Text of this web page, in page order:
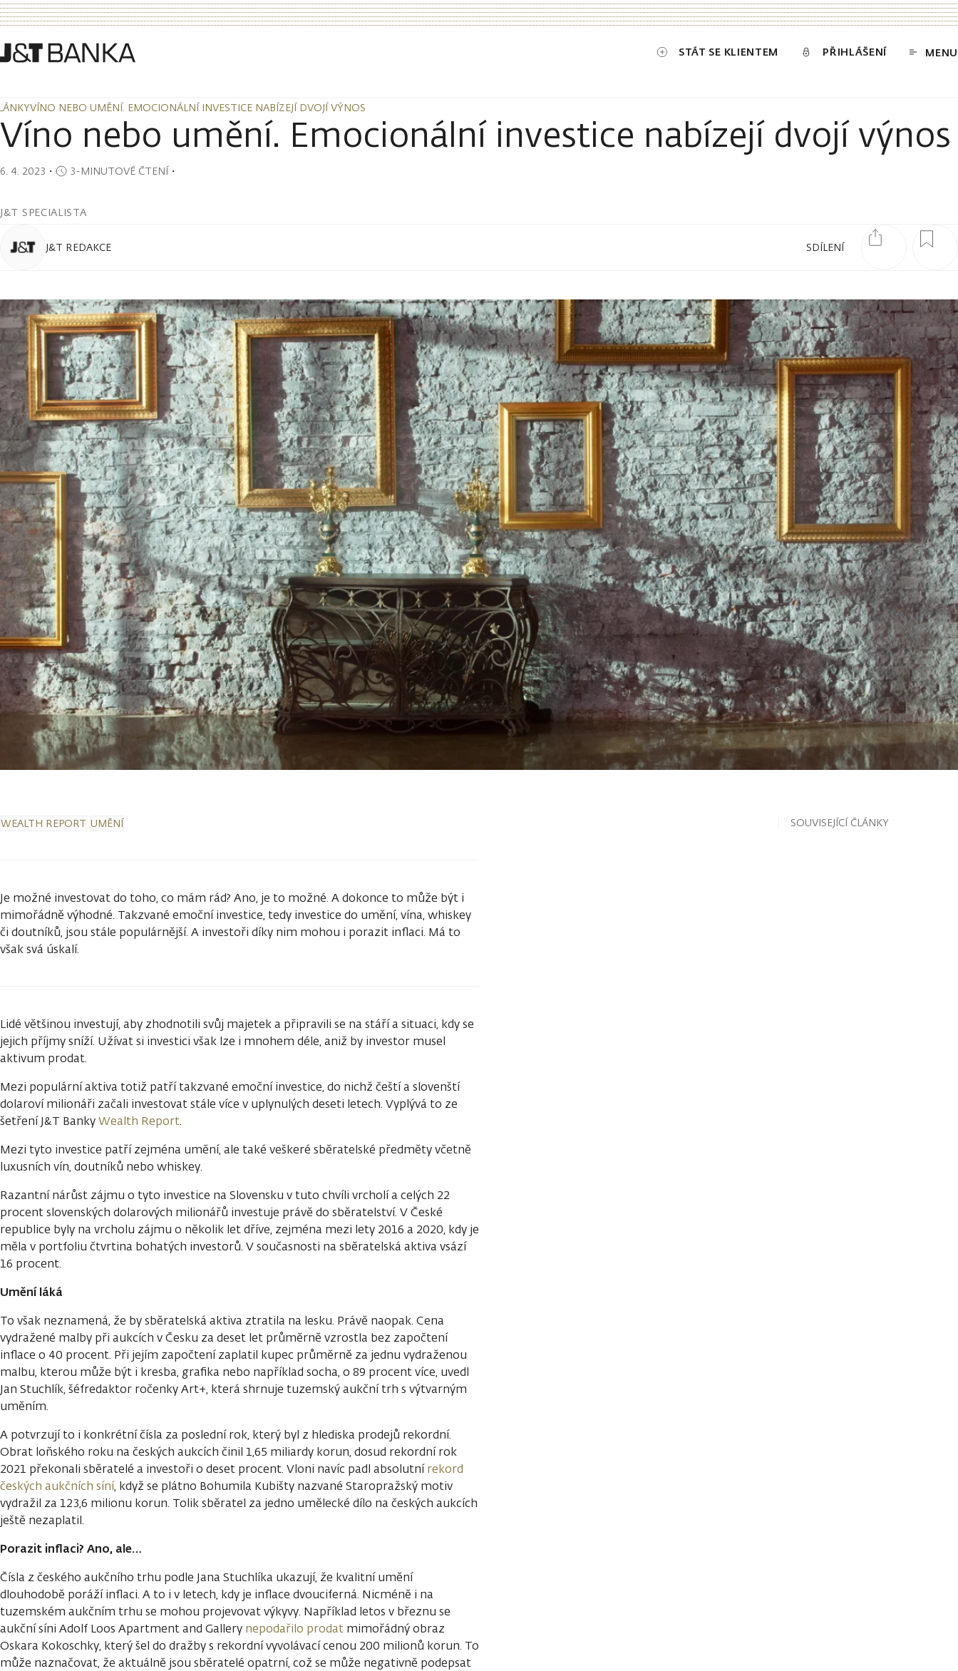
STÁT SE KLIENTEM PŘIHLÁŠENÍ MENU
VÍNO NEBO UMĚNÍ. EMOCIONÁLNÍ INVESTICE NABÍZEJÍ DVOJÍ VÝNOS
VÍNO NEBO UMĚNÍ. EMOCIONÁLNÍ INVESTICE NABÍZEJÍ DVOJÍ VÝNOS
Víno nebo umění. Emocionální investice nabízejí dvojí výnos
6. 4. 2023 ・ 3-MINUTOVÉ ČTENÍ・
J&T SPECIALISTA
SDÍLENÍ
J&T REDAKCE
WEALTH REPORT UMĚNÍ
Je možné investovat do toho, co mám rád? Ano, je to možné. A dokonce to může být i
mimořádně výhodné. Takzvané emoční investice, tedy investice do umění, vína, whiskey
či doutníků, jsou stále populárnější. A investoři díky nim mohou i porazit inflaci. Má to
však svá úskalí.
Lidé většinou investují, aby zhodnotili svůj majetek a připravili se na stáří a situaci, kdy se
jejich příjmy sníží. Užívat si investici však lze i mnohem déle, aniž by investor musel
aktivum prodat.
Mezi populární aktiva totiž patří takzvané emoční investice, do nichž čeští a slovenští
dolaroví milionáři začali investovat stále více v uplynulých deseti letech. Vyplývá to ze
šetření J&T BankyWealth Report.
Mezi tyto investice patří zejména umění, ale také veškeré sběratelské předměty včetně
luxusních vín, doutníků nebo whiskey.
Razantní nárůst zájmu o tyto investice na Slovensku v tuto chvíli vrcholí a celých 22
procent slovenských dolarových milionářů investuje právě do sběratelství. V České
republice byly na vrcholu zájmu o několik let dříve, zejména mezi lety 2016 a 2020, kdy je
měla v portfoliu čtvrtina bohatých investorů. V současnosti na sběratelská aktiva vsází
16 procent.
Umění láká
To však neznamená, že by sběratelská aktiva ztratila na lesku. Právě naopak. Cena
vydražené malby při aukcích v Česku za deset let průměrně vzrostla bez započtení
inflace o 40 procent. Při jejím započtení zaplatil kupec průměrně za jednu vydraženou
malbu, kterou může být i kresba, grafika nebo například socha, o 89 procent více, uvedl
Jan Stuchlík, šéfredaktor ročenky Art+, která shrnuje tuzemský aukční trh s výtvarným
uměním.
A potvrzují to i konkrétní čísla za poslední rok, který byl z hlediska prodejů rekordní.
Obrat loňského roku na českých aukcích činil 1,65 miliardy korun, dosud rekordní rok
2021 překonali sběratelé a investoři o deset procent. Vloni navíc padl absolutnírekord
českých aukčních síní, když se plátno Bohumila Kubišty nazvané Staropražský motiv
vydražil za 123,6 milionu korun. Tolik sběratel za jedno umělecké dílo na českých aukcích
ještě nezaplatil.
Porazit inflaci? Ano, ale…
Čísla z českého aukčního trhu podle Jana Stuchlíka ukazují, že kvalitní umění
dlouhodobě poráží inflaci. A to i v letech, kdy je inflace dvouciferná. Nicméně i na
tuzemském aukčním trhu se mohou projevovat výkyvy. Například letos v březnu se
aukční síni Adolf Loos Apartment and Gallery nepodařilo prodat mimořádný obraz
Oskara Kokoschky, který šel do dražby s rekordní vyvolávací cenou 200 milionů korun. To
může naznačovat, že aktuálně jsou sběratelé opatrní, což se může negativně podepsat
SOUVISEJÍCÍ ČLÁNKY